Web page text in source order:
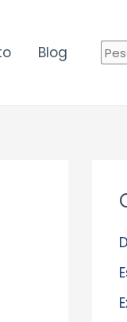
Blog
r
u
i
v